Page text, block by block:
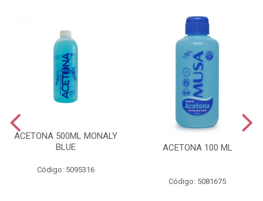
ACETONA 500ML MONALY
BLUE
Código: 5095316
ACETONA 100 ML
Código: 5081675